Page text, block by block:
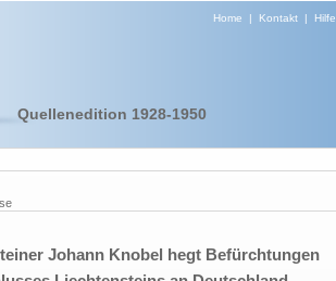
Home | Kontakt| Hilfe
Quellenedition 1928-1950
Johann Knobel hegt Befürchtungen